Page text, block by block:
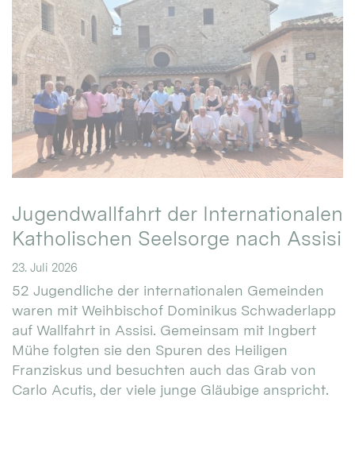
Jugendwallfahrt der Internationalen
Katholischen Seelsorge nach Assisi
23. Juli 2026
52 Jugendliche der internationalen Gemeinden
waren mit Weihbischof Dominikus Schwaderlapp
auf Wallfahrt in Assisi. Gemeinsam mit Ingbert
Mühe folgten sie den Spuren des Heiligen
Franziskus und besuchten auch das Grab von
Carlo Acutis, der viele junge Gläubige anspricht.